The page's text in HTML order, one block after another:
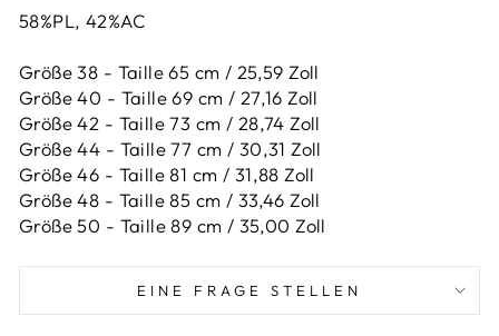
58%PL, 42%AC
Größe 38 - Taille 65 cm / 25,59 Zoll
Größe 40 - Taille 69 cm / 27,16 Zoll
Größe 42 - Taille 73 cm / 28,74 Zoll
Größe 44 - Taille 77 cm / 30,31 Zoll
Größe 46 - Taille 81 cm / 31,88 Zoll
Größe 48 - Taille 85 cm / 33,46 Zoll
Größe 50 - Taille 89 cm / 35,00 Zoll
EINE FRAGE STELLEN